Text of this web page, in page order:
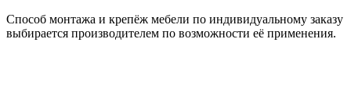
Способ монтажа и крепёж мебели по индивидуальному заказу
выбирается производителем по возможности её применения.